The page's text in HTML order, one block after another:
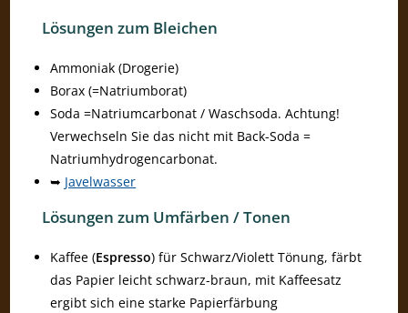
Lösungen zum Bleichen
Ammoniak (Drogerie)
Borax (=Natriumborat)
Soda =Natriumcarbonat / Waschsoda. Achtung!
Verwechseln Sie das nicht mit Back-Soda =
Natriumhydrogencarbonat.
➥ Javelwasser
Lösungen zum Umfärben / Tonen
Kaffee (Espresso) für Schwarz/Violett Tönung, färbt
das Papier leicht schwarz-braun, mit Kaffeesatz
ergibt sich eine starke Papierfärbung